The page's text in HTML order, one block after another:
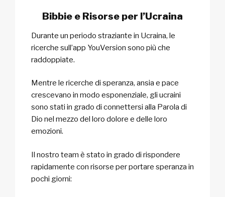
Bibbie e Risorse per l’Ucraina
Durante un periodo straziante in Ucraina, le
ricerche sull’app YouVersion sono più che
raddoppiate.
Mentre le ricerche di speranza, ansia e pace
crescevano in modo esponenziale, gli ucraini
sono stati in grado di connettersi alla Parola di
Dio nel mezzo del loro dolore e delle loro
emozioni.
Il nostro team è stato in grado di rispondere
rapidamente con risorse per portare speranza in
pochi giorni: